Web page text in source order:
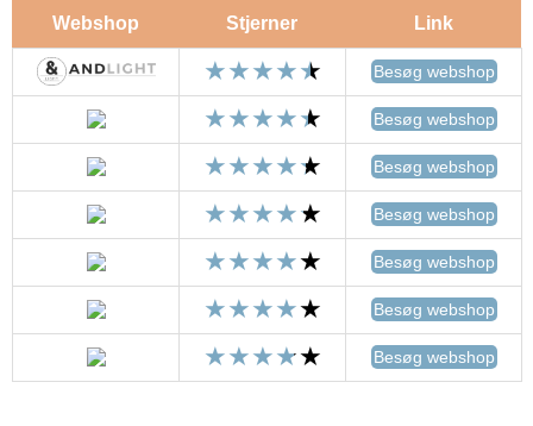
Webshop Stjerner Link
Besøg webshop
Besøg webshop
Besøg webshop
Besøg webshop
Besøg webshop
Besøg webshop
Besøg webshop